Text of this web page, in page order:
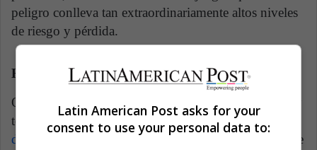
peligro conlleva tan extraordinariamente altos niveles
de riesgo y pérdida.
Hechos y valores
Otra posible explicación para los juicios de expertos y
tomadores de decisiones fue descubierta en un
documento anterior dirigido por Jeremy Bruskotter
de
Latin American Post asks for your
consent to use your personal data to: